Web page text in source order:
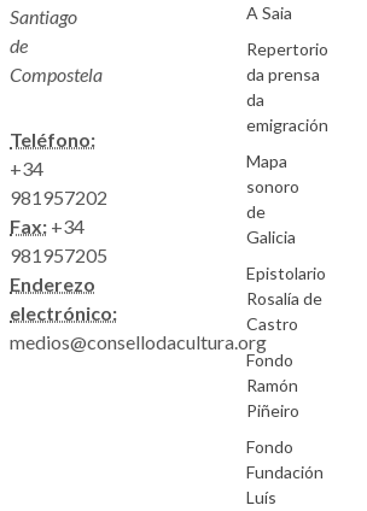
Santiago
de
Compostela
Teléfono:
+34
981957202
Fax: +34
981957205
Enderezo
electrónico:
medios@consellodacultura.org
A Saia
Repertorio
da prensa
da
emigración
Mapa
sonoro
de
Galicia
Epistolario
Rosalía de
Castro
Fondo
Ramón
Piñeiro
Fondo
Fundación
Luís